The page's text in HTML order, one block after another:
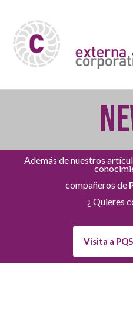
Además de nuestros
compañeros de
¿ Quieres
Visita a